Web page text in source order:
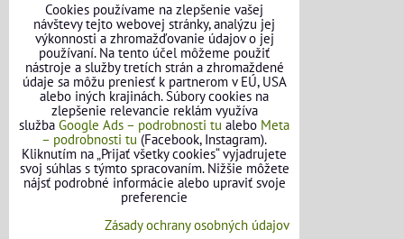
O nás
Kontakt
Požičovňa náradia
Názory našich zákazníkov
Mapa stránok
SLEDUJTE NÁS
Cookies používame na zlepšenie vašej
návštevy tejto webovej stránky, analýzu jej
výkonnosti a zhromažďovanie údajov o jej
používaní. Na tento účel môžeme použiť
nástroje a služby tretích strán a zhromaždené
údaje sa môžu preniesť k partnerom v EÚ, USA
alebo iných krajinách. Súbory cookies na
zlepšenie relevancie reklám využíva
služba Google Ads – podrobnosti tu alebo Meta
– podrobnosti tu (Facebook, Instagram).
Kliknutím na „Prijať všetky cookies“ vyjadrujete
svoj súhlas s týmto spracovaním. Nižšie môžete
nájsť podrobné informácie alebo upraviť svoje
preferencie
Zásady ochrany osobných údajov